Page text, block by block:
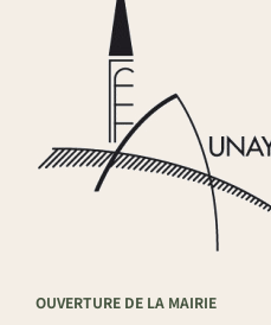
OUVERTURE DE LA MAIRIE